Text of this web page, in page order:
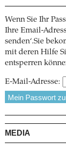
Wenn Sie Ihr
Ihre Email-
senden‘.Sie
mit deren Hilfe
entsperren
E-Mail-Adresse:
MEDIA